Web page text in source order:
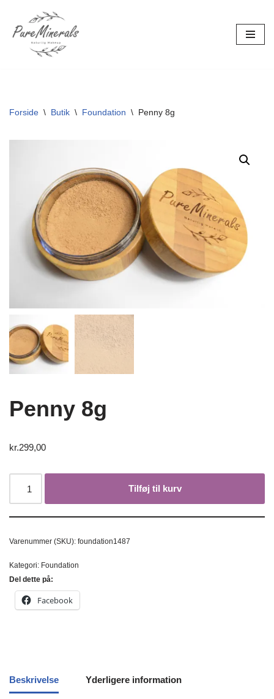
Spring
Forside \ Butik \ Foundation \ Penny 8g
Penny 8g
kr.299,00
Tilføj til kurv
Varenummer (SKU): foundation1487
Kategori: Foundation
Del dette på:
Facebook
Beskrivelse Yderligere information